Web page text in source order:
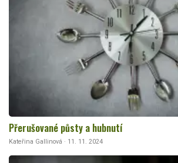
Přerušované půsty a hubnutí
Kateřina Gallinová · 11. 11. 2024